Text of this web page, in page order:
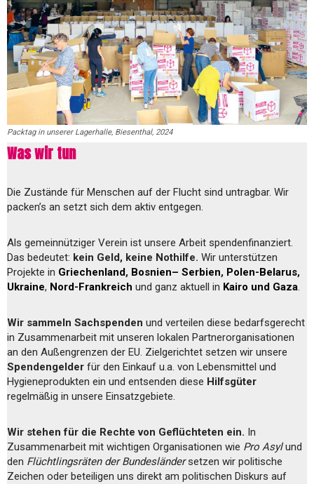
Packtag in unserer Lagerhalle, Biesenthal, 2024
Was wir tun
Die Zustände für Menschen auf der Flucht sind untragbar. Wir
packen’s an setzt sich dem aktiv entgegen.
Als gemeinnütziger Verein ist unsere Arbeit spendenfinanziert.
Das bedeutet: kein Geld, keine Nothilfe. Wir unterstützen
Projekte in Griechenland, Bosnien– Serbien, Polen-Belarus,
Ukraine, Nord-Frankreich und ganz aktuell in Kairo und Gaza.
Wir sammeln Sachspenden und verteilen diese bedarfsgerecht
in Zusammenarbeit mit unseren lokalen Partnerorganisationen
an den Außengrenzen der EU. Zielgerichtet setzen wir unsere
Spendengelder für den Einkauf u.a. von Lebensmittel und
Hygieneprodukten ein und entsenden diese Hilfsgüter
regelmäßig in unsere Einsatzgebiete.
Wir stehen für die Rechte von Geflüchteten ein. In
Zusammenarbeit mit wichtigen Organisationen wie Pro Asylund
den Flüchtlingsräten der Bundesländersetzen wir politische
Zeichen oder beteiligen uns direkt am politischen Diskurs auf